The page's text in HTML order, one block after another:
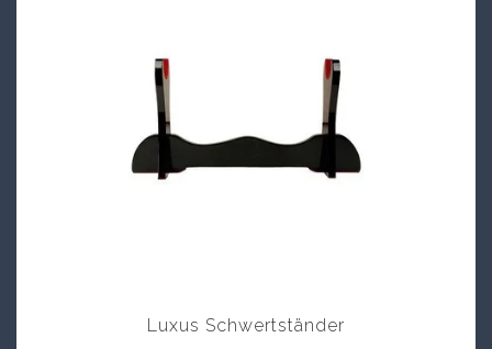
Luxus Schwertständer